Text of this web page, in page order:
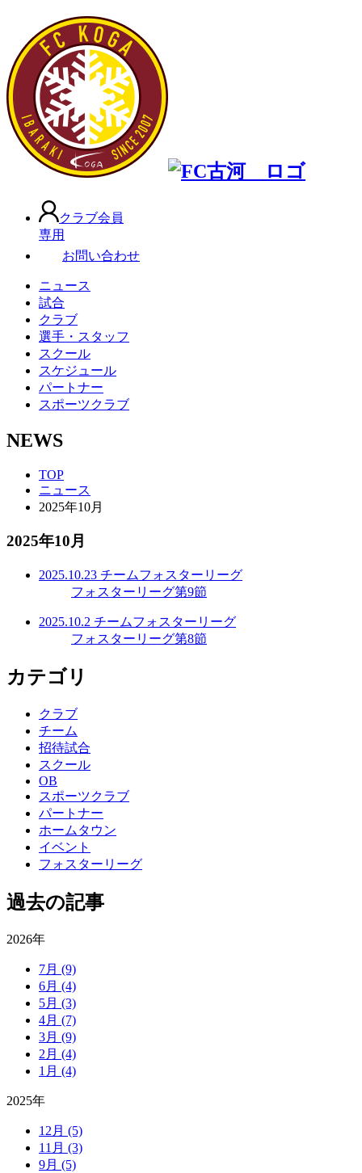
クラブ会員
専用
お問い合わせ
ニュース
試合
クラブ
選手・スタッフ
スクール
スケジュール
パートナー
スポーツクラブ
NEWS
TOP
ニュース
2025年10月
2025年10月
2025.10.23 チームフォスターリーグ
フォスターリーグ第9節
2025.10.2 チームフォスターリーグ
フォスターリーグ第8節
カテゴリ
クラブ
チーム
招待試合
スクール
OB
スポーツクラブ
パートナー
ホームタウン
イベント
フォスターリーグ
過去の記事
2026年
7月 (9)
6月 (4)
5月 (3)
4月 (7)
3月 (9)
2月 (4)
1月 (4)
2025年
12月 (5)
11月 (3)
9月 (5)